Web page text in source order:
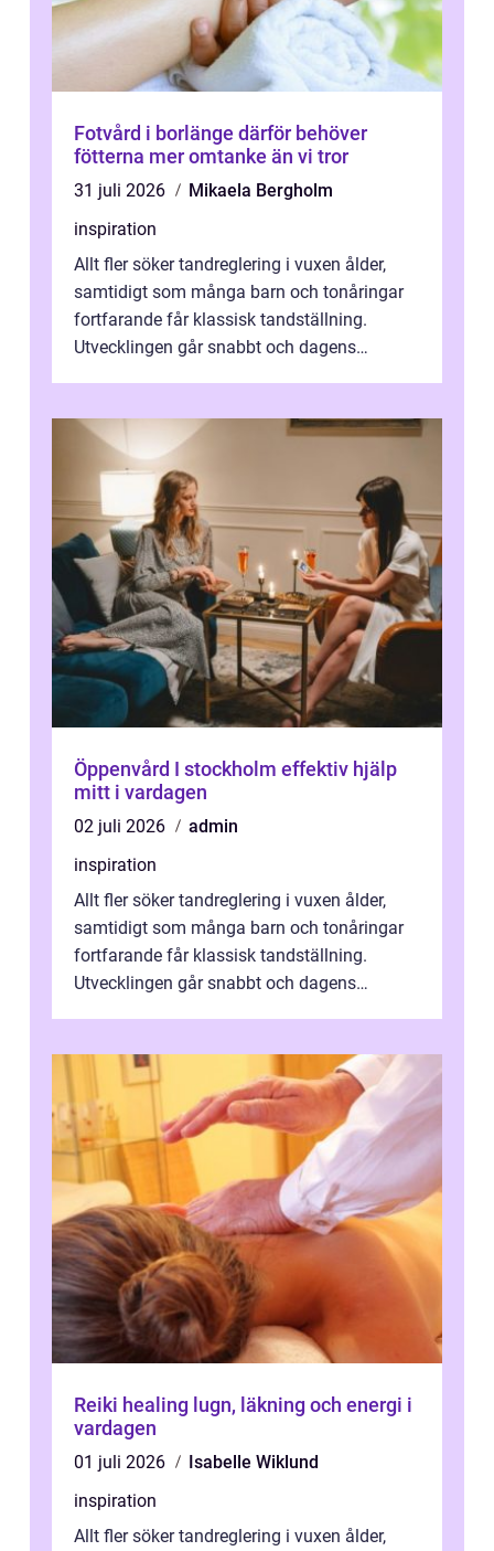
Fotvård i borlänge därför behöver
fötterna mer omtanke än vi tror
31 juli 2026
Mikaela Bergholm
inspiration
Allt fler söker tandreglering i vuxen ålder,
samtidigt som många barn och tonåringar
fortfarande får klassisk tandställning.
Utvecklingen går snabbt och dagens
Öppenvård I stockholm effektiv hjälp
mitt i vardagen
02 juli 2026
admin
inspiration
Allt fler söker tandreglering i vuxen ålder,
samtidigt som många barn och tonåringar
fortfarande får klassisk tandställning.
Utvecklingen går snabbt och dagens
Reiki healing lugn, läkning och energi i
vardagen
01 juli 2026
Isabelle Wiklund
inspiration
Allt fler söker tandreglering i vuxen ålder,